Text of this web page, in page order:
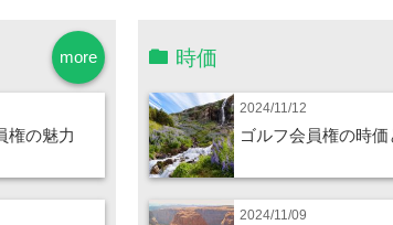
more
権の魅力
時価
2024/11/12
ゴルフ会員権の時
2024/11/09